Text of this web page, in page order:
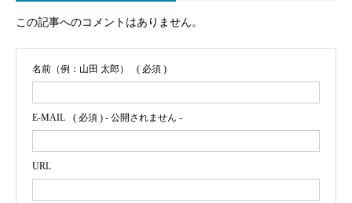
この記事へのコメントはありません。
名前（例：山田 太郎） ( 必須 )
E-MAIL ( 必須 ) - 公開されません -
URL